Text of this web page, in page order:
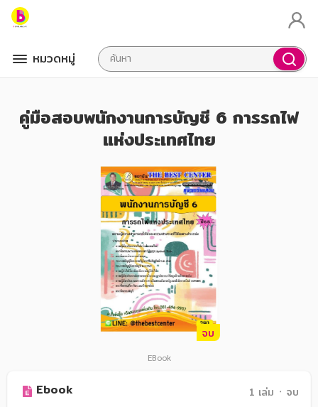
หมวดหมู่
คู่มือสอบพนักงานการบัญชี 6 การรถไฟ
แห่งประเทศไทย
จบ
EBook
Ebook 1 เล่ม ᛫ จบ